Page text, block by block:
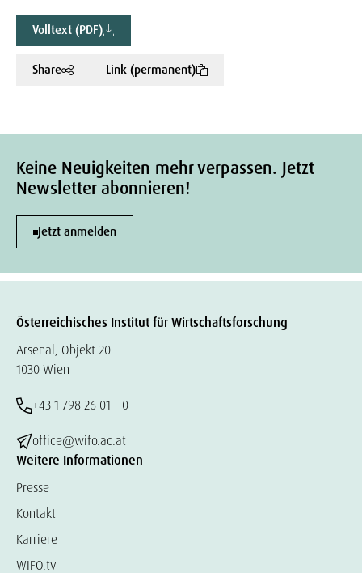
Volltext (PDF)
Share Link (permanent)
Keine Neuigkeiten mehr verpassen. Jetzt
Newsletter abonnieren!
Jetzt anmelden
Österreichisches Institut für Wirtschaftsforschung
Arsenal, Objekt 20
1030 Wien
+43 1 798 26 01 – 0
office@wifo.ac.at
Weitere Informationen
Presse
Kontakt
Karriere
WIFO.tv